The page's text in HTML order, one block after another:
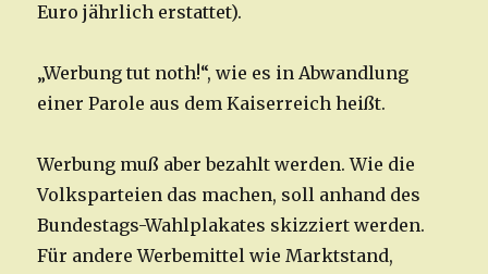
Euro jährlich erstattet).
„Werbung tut noth!“, wie es in Abwandlung
einer Parole aus dem Kaiserreich heißt.
Werbung muß aber bezahlt werden. Wie die
Volksparteien das machen, soll anhand des
Bundestags-Wahlplakates skizziert werden.
Für andere Werbemittel wie Marktstand,